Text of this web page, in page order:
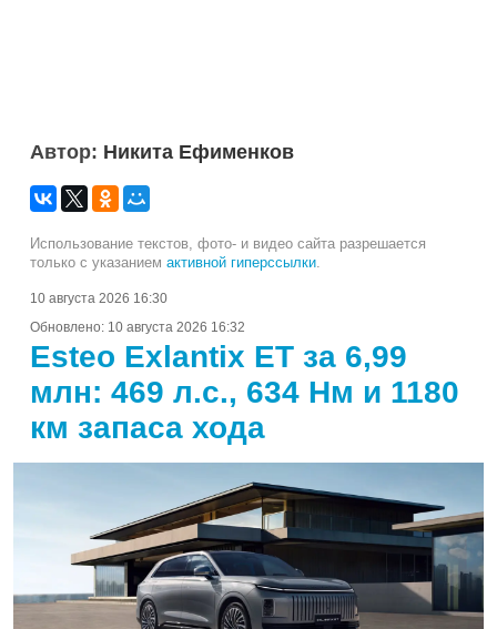
Автор: Никита Ефименков
Использование текстов, фото- и видео сайта разрешается
только с указанием активной гиперссылки.
10 августа 2026 16:30
Обновлено: 10 августа 2026 16:32
Esteo Exlantix ET за 6,99
млн: 469 л.с., 634 Нм и 1180
км запаса хода